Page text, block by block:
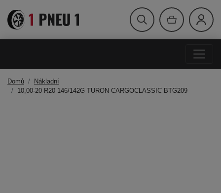
Domů
Nákladní
10,00-20 R20 146/142G TURON CARGOCLASSIC BTG209